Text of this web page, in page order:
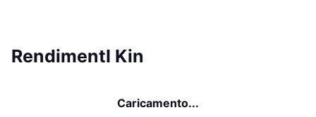
RendimentI Kin
Caricamento...